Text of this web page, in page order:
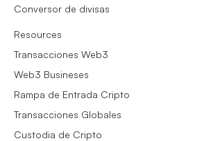
Conversor de divisas
Resources
Transacciones Web3
Web3 Busineses
Rampa de Entrada Cripto
Transacciones Globales
Custodia de Cripto